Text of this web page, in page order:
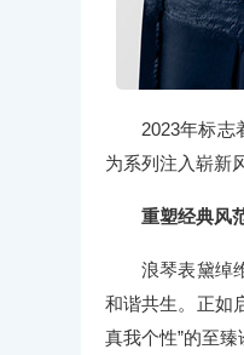
2023年标志
为系列注入崭新
重塑经典风
浪琴表黛绰
和谐共生。正如
真我个性”的至臻